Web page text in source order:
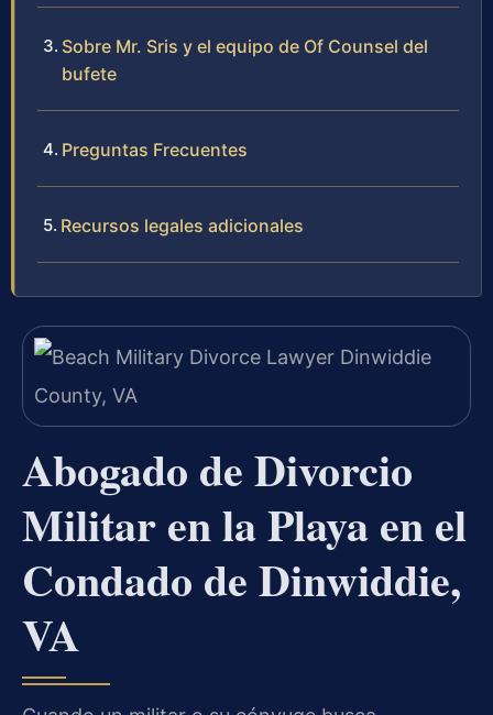
Sobre Mr. Sris y el equipo de Of Counsel del
bufete
Preguntas Frecuentes
Recursos legales adicionales
Abogado de Divorcio
Militar en la Playa en el
Condado de Dinwiddie,
VA